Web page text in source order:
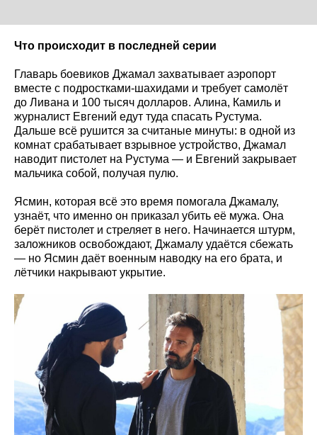
Что происходит в последней серии
Главарь боевиков Джамал захватывает аэропорт
вместе с подростками-шахидами и требует самолёт
до Ливана и 100 тысяч долларов. Алина, Камиль и
журналист Евгений едут туда спасать Рустума.
Дальше всё рушится за считаные минуты: в одной из
комнат срабатывает взрывное устройство, Джамал
наводит пистолет на Рустума — и Евгений закрывает
мальчика собой, получая пулю.
Ясмин, которая всё это время помогала Джамалу,
узнаёт, что именно он приказал убить её мужа. Она
берёт пистолет и стреляет в него. Начинается штурм,
заложников освобождают, Джамалу удаётся сбежать
— но Ясмин даёт военным наводку на его брата, и
лётчики накрывают укрытие.